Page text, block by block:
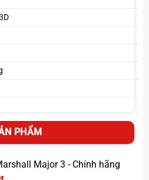
PHẨM
Major 3 - Chính hãng